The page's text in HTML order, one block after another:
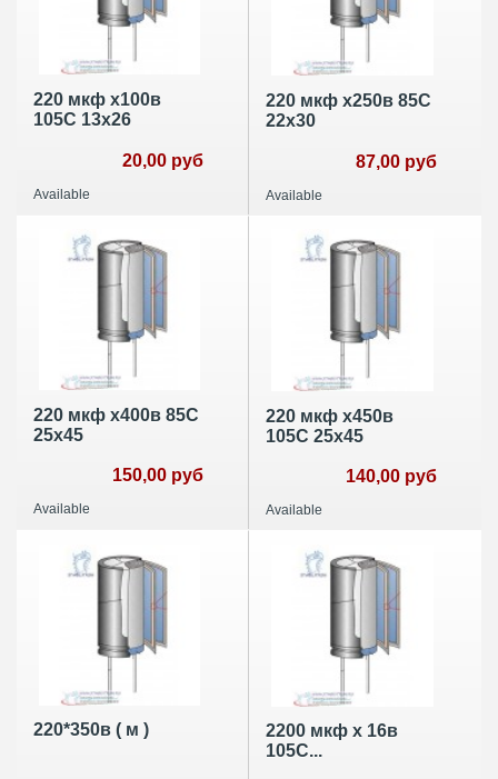
220 мкф х100в
105С 13х26
20,00 руб
Available
220 мкф х250в 85C
22х30
87,00 руб
Available
220 мкф х400в 85C
25х45
150,00 руб
Available
220 мкф х450в
105С 25х45
140,00 руб
Available
220*350в ( м )
2200 мкф х 16в
105С...